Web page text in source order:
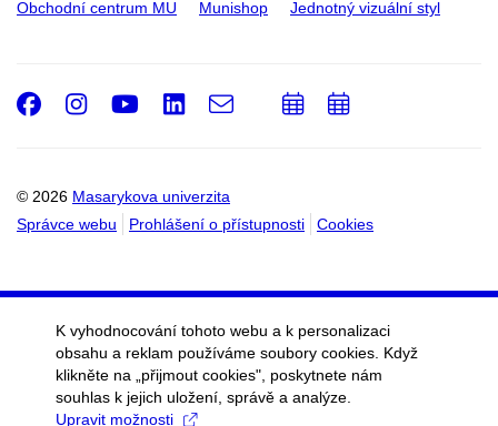
Obchodní centrum MU Munishop Jednotný vizuální styl
© 2026 Masarykova univerzita
Správce webu
Prohlášení o přístupnosti Cookies
Facebook
Instagram
Youtube
LinkedIn
e-
PřidatPřidat
K vyhodnocování tohoto webu a k personalizaci
obsahu a reklam používáme soubory cookies. Když
klikněte na „přijmout cookies", poskytnete nám
souhlas k jejich uložení, správě a analýze.
Upravit možnosti